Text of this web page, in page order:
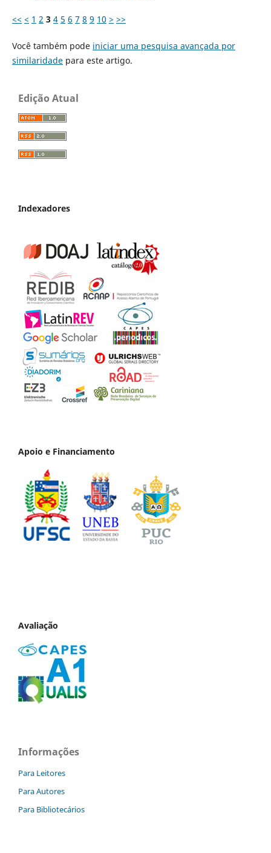
<< < 1 2 3 4 5 6 7 8 9 10 > >>
Você também pode iniciar uma pesquisa avançada por
similaridadepara este artigo.
Edição Atual
Indexadores
Apoio e Financiamento
Avaliação
Informações
Para Leitores
Para Autores
Para Bibliotecários